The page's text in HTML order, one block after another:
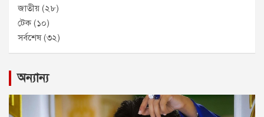
জাতীয় (২৮)
টেক(১০)
সর্বশেষ(৩২)
অন্যান্য